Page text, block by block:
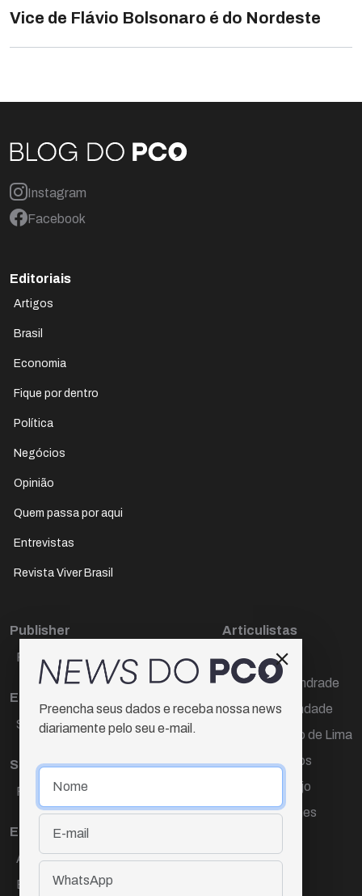
Vice de Flávio Bolsonaro é do Nordeste
Instagram
Facebook
Editoriais
Artigos
Brasil
Economia
Fique por dentro
Política
Negócios
Opinião
Quem passa por aqui
Entrevistas
Revista Viver Brasil
Publisher
Paulo Cesar de Oliveira
Editora Chefe
Sueli Cotta
Sub-editora
Raquel Ayres
Equipe
Ana Lúcia Cortez
Eliane Hardy
Articulistas
Décio Freire
Dr Marcos Andrade
Hamilton Trindade
Igor Carvalho de Lima
Mario Campos
Renata Araújo
Wagner Gomes
Preencha seus dados e receba nossa news
diariamente pelo seu e-mail.